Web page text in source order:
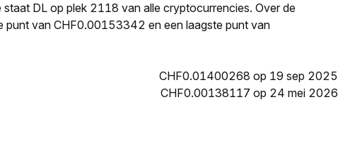
DL op plek 2118 van alle cryptocurrencies. Over de
punt van CHF0.00153342 en een laagste punt van
CHF0.01400268 op 19 sep 2025
CHF0.00138117 op 24 mei 2026